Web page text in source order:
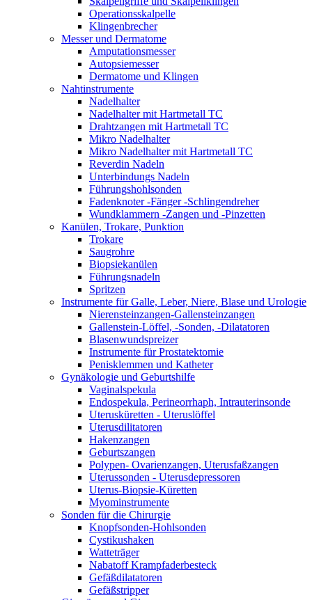
Operationsskalpelle
Klingenbrecher
Messer und Dermatome
Amputationsmesser
Autopsiemesser
Dermatome und Klingen
Nahtinstrumente
Nadelhalter
Nadelhalter mit Hartmetall TC
Drahtzangen mit Hartmetall TC
Mikro Nadelhalter
Mikro Nadelhalter mit Hartmetall TC
Reverdin Nadeln
Unterbindungs Nadeln
Führungshohlsonden
Fadenknoter -Fänger -Schlingendreher
Wundklammern -Zangen und -Pinzetten
Kanülen, Trokare, Punktion
Trokare
Saugrohre
Biopsiekanülen
Führungsnadeln
Spritzen
Instrumente für Galle, Leber, Niere, Blase und Urologie
Nierensteinzangen-Gallensteinzangen
Gallenstein-Löffel, -Sonden, -Dilatatoren
Blasenwundspreizer
Instrumente für Prostatektomie
Penisklemmen und Katheter
Gynäkologie und Geburtshilfe
Vaginalspekula
Endospekula, Perineorrhaph, Intrauterinsonde
Uterusküretten - Uteruslöffel
Uterusdilitatoren
Hakenzangen
Geburtszangen
Polypen- Ovarienzangen, Uterusfaßzangen
Uterussonden - Uterusdepressoren
Uterus-Biopsie-Küretten
Myominstrumente
Sonden für die Chirurgie
Knopfsonden-Hohlsonden
Cystikushaken
Watteträger
Nabatoff Krampfaderbesteck
Gefäßdilatatoren
Gefäßstripper